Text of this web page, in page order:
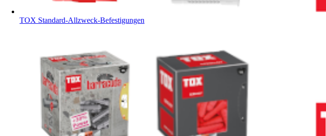
TOX Standard-Allzweck-Befestigungen